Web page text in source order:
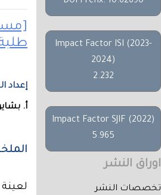
Impact Factor ISI (2023-
2024)
2.232
Impact Factor SJIF (2022)
5.965
اوراق النشر
تخصصات النشر
إعداد
أ.